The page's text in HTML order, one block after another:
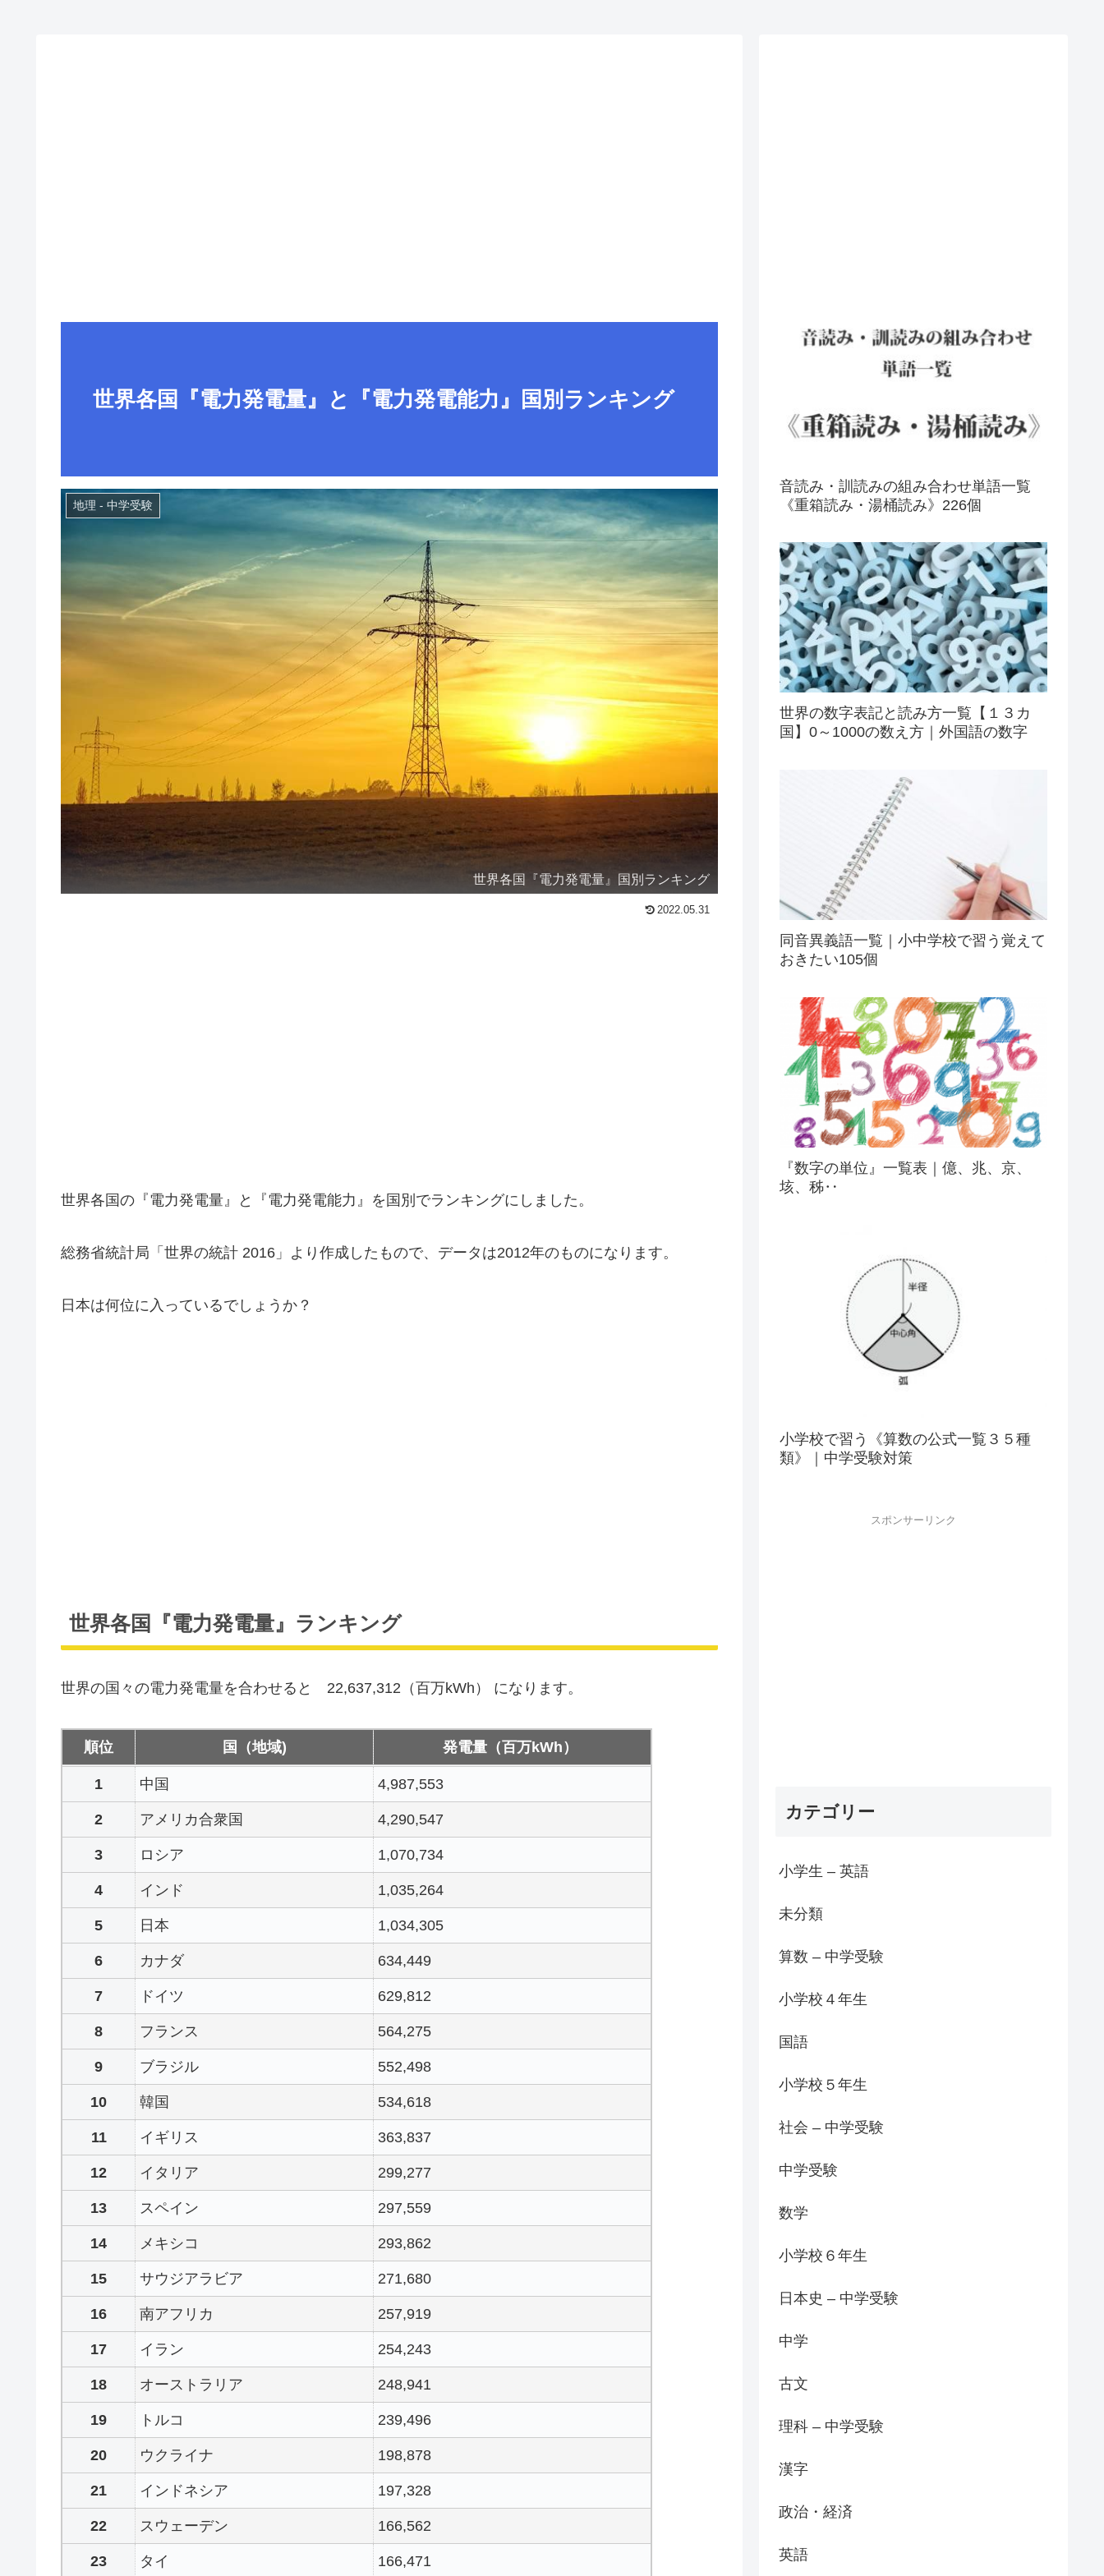
世界各国『電力発電量』と『電力発電能力』国別ランキング
地理 - 中学受験
世界各国『電力発電量』国別ランキング
2022.05.31
世界各国の『電力発電量』と『電力発電能力』を国別でランキングにしました。
総務省統計局「世界の統計 2016」より作成したもので、データは2012年のものになります。
日本は何位に入っているでしょうか？
世界各国『電力発電量』ランキング
世界の国々の電力発電量を合わせると 22,637,312（百万kWh） になります。
順位 国（地域) 発電量（百万kWh）
中国 4,987,553
アメリカ合衆国 4,290,547
ロシア 1,070,734
インド 1,035,264
日本 1,034,305
カナダ 634,449
ドイツ 629,812
フランス 564,275
ブラジル 552,498
韓国 534,618
イギリス 363,837
イタリア 299,277
スペイン 297,559
メキシコ 293,862
サウジアラビア 271,680
南アフリカ 257,919
イラン 254,243
オーストラリア 248,941
トルコ 239,496
ウクライナ 198,878
インドネシア 197,328
スウェーデン 166,562
タイ 166,471
音読み・訓読みの組み合わせ単語一覧
《重箱読み・湯桶読み》226個
世界の数字表記と読み方一覧【１３カ
国】0～1000の数え方｜外国語の数字
同音異義語一覧｜小中学校で習う覚えて
おきたい105個
『数字の単位』一覧表｜億、兆、京、
垓、秭‥
小学校で習う《算数の公式一覧３５種
類》｜中学受験対策
スポンサーリンク
カテゴリー
小学生 – 英語
未分類
算数 – 中学受験
小学校４年生
国語
小学校５年生
社会 – 中学受験
中学受験
数学
小学校６年生
日本史 – 中学受験
中学
古文
理科 – 中学受験
漢字
政治・経済
英語